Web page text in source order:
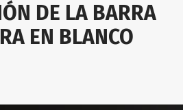
DE LA BARRA
EN BLANCO